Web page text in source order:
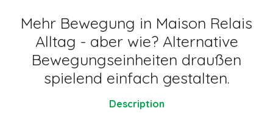
Mehr Bewegung in Maison Relais
Alltag - aber wie? Alternative
Bewegungseinheiten draußen
spielend einfach gestalten.
Description